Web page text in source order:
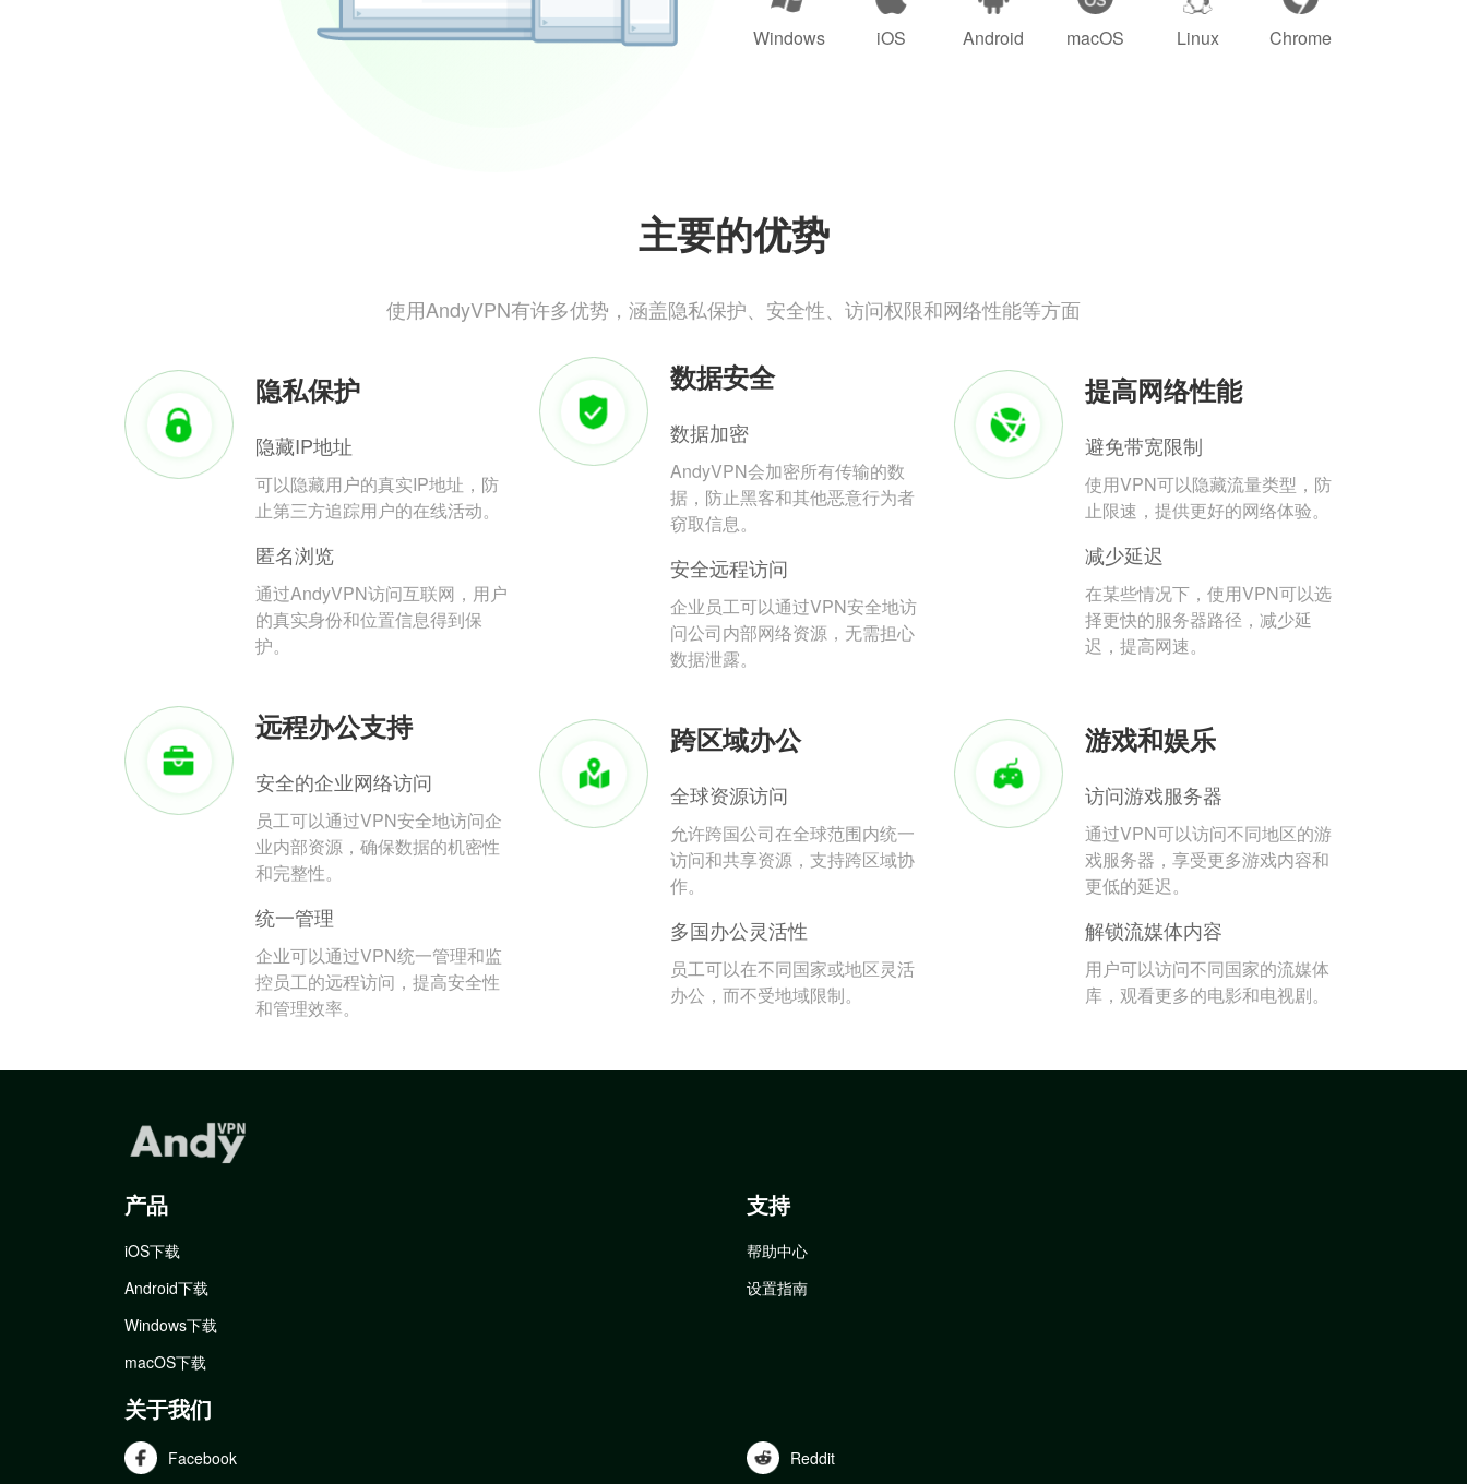
Windows iOS Android macOS Linux Chrome
主要的优势
使用AndyVPN有许多优势，涵盖隐私保护、安全性、访问权限和网络性能等方面
隐私保护
隐藏IP地址
可以隐藏用户的真实IP地址，防
止第三方追踪用户的在线活动。
匿名浏览
通过AndyVPN访问互联网，用户
的真实身份和位置信息得到保
护。
数据安全
数据加密
AndyVPN会加密所有传输的数
据，防止黑客和其他恶意行为者
窃取信息。
安全远程访问
企业员工可以通过VPN安全地访
问公司内部网络资源，无需担心
数据泄露。
提高网络性能
避免带宽限制
使用VPN可以隐藏流量类型，防
止限速，提供更好的网络体验。
减少延迟
在某些情况下，使用VPN可以选
择更快的服务器路径，减少延
迟，提高网速。
远程办公支持
安全的企业网络访问
员工可以通过VPN安全地访问企
业内部资源，确保数据的机密性
和完整性。
统一管理
企业可以通过VPN统一管理和监
控员工的远程访问，提高安全性
和管理效率。
跨区域办公
全球资源访问
允许跨国公司在全球范围内统一
访问和共享资源，支持跨区域协
作。
多国办公灵活性
员工可以在不同国家或地区灵活
办公，而不受地域限制。
游戏和娱乐
访问游戏服务器
通过VPN可以访问不同地区的游
戏服务器，享受更多游戏内容和
更低的延迟。
解锁流媒体内容
用户可以访问不同国家的流媒体
库，观看更多的电影和电视剧。
产品
iOS下载
Android下载
Windows下载
macOS下载
支持
帮助中心
设置指南
关于我们
Facebook Reddit